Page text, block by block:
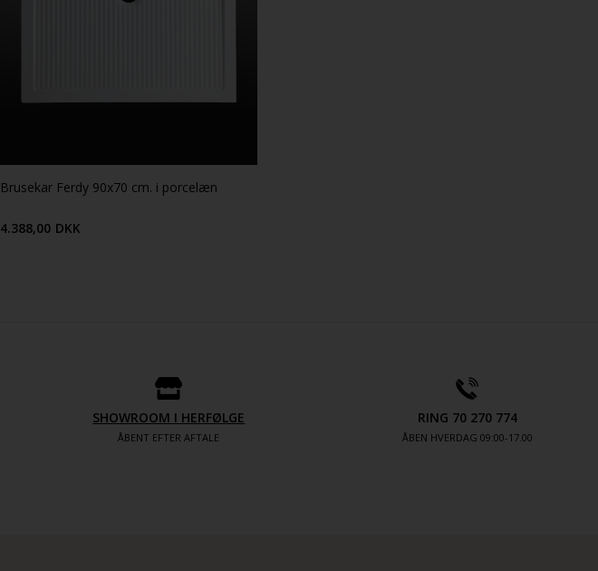
Brusekar Ferdy 90x70 cm. i porcelæn
4.388,00 DKK
SHOWROOM I HERFØLGE
ÅBENT EFTER AFTALE
RING 70 270 774
ÅBEN HVERDAG 09:00-17.00